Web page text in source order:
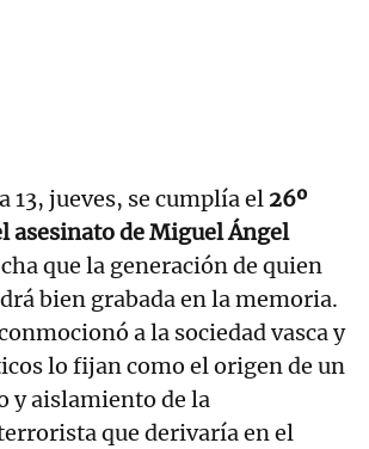
13, jueves, se cumplía el 26º
asesinato de Miguel Ángel
que la generación de quien
bien grabada en la memoria.
a la sociedad vasca y
lo fijan como el origen de un
y aislamiento de la
que derivaría en el